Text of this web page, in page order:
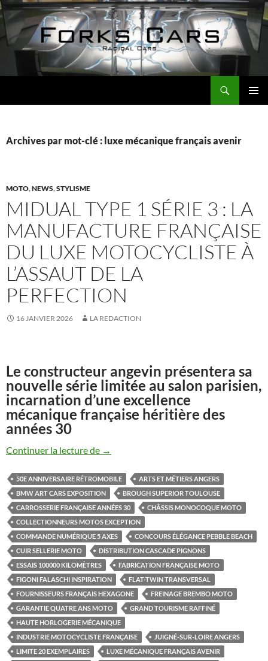
Aller
au
contenu
Archives par mot-clé : luxe mécanique français avenir
MOTO,NEWS,STYLISME
MIDUAL TYPE 1 SÉRIE 3 : LA
MANUFACTURE FRANÇAISE
DU LUXE MOTOCYCLISTE À
L’ASSAUT DE LA
PERFECTION
16 JANVIER 2026 LA REDACTION
Le constructeur angevin présentera sa
nouvelle série limitée au salon parisien,
incarnation d’une excellence
mécanique française héritière des
années 30
Continuer la lecture de Midual Type 1 Série 3 : la manufacture
→
50E ANNIVERSAIRE RÉTROMOBILE
ARTS ET MÉTIERS ANGERS
BMW ART CARS EXPOSITION
BROUGH SUPERIOR TOULOUSE
CARROSSERIE FRANÇAISE ANNÉES 30
CHÂSSIS MONOCOQUE MOTO
COLLECTIONNEURS MOTOS EXCEPTION
COMMANDE NUMÉRIQUE 5 AXES
CONCOURS ÉLÉGANCE PEBBLE BEACH
CUIR SELLERIE MOTO
DISTRIBUTION CASCADE PIGNONS
ESSAIS 100000 KILOMÈTRES
FABRICATION FRANÇAISE MOTO
FIGONI FALASCHI INSPIRATION
FLAT-TWIN TRANSVERSAL
FOURNISSEURS FRANÇAIS HEXAGONE
FREINAGE BREMBO MOTO
GARANTIE QUATRE ANS MOTO
GRAND TOURISME RAFFINÉ
HAUTE HORLOGERIE MÉCANIQUE
INDUSTRIE MOTOCYCLISTE FRANÇAISE
JUIGNÉ-SUR-LOIRE ANGERS
LIMITE 20 EXEMPLAIRES
LUXE MÉCANIQUE FRANÇAIS AVENIR